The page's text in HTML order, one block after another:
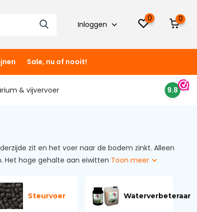
Inloggen
0 0
Sale, nu of nooit!
& vijvervoer 9.8
zit en het voer naar de bodem zinkt. Alleen
Het hoge gehalte aan eiwitten Toon meer
Steurvoer Waterverbeteraar